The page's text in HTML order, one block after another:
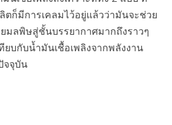
ตก็มีการเคลมไว้อยู่แล้วว่ามันจะช่วย
มลพิษสู่ชั้นบรรยากาศมากถึงราวๆ
ยบกับน้ำมันเชื้อเพลิงจากพลังงาน
จจุบัน